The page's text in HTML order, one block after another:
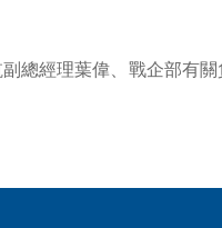
總經理葉偉、戰企部有